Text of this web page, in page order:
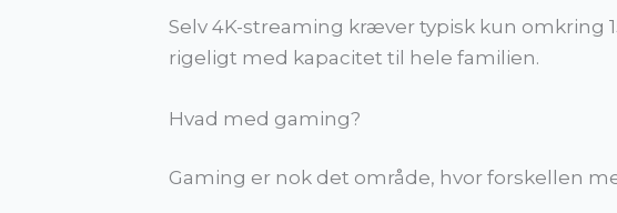
Selv 4K-streaming kræver typisk kun omkring
rigeligt med kapacitet til hele familien.
Hvad med gaming?
Gaming er nok det område, hvor forskellen